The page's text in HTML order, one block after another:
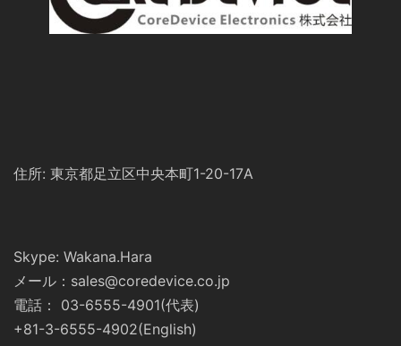
住所: 東京都足立区中央本町1-20-17A
Skype: Wakana.Hara
メール：sales@coredevice.co.jp
電話： 03-6555-4901(代表)
+81-3-6555-4902(English)